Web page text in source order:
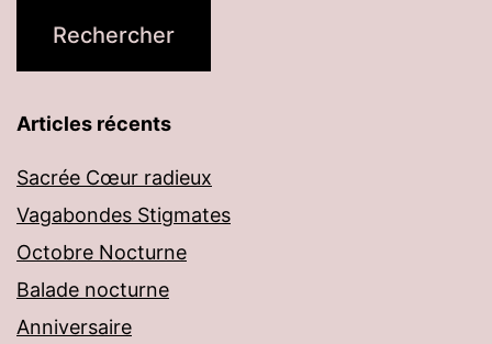
Articles récents
Sacrée Cœur radieux
Vagabondes Stigmates
Octobre Nocturne
Balade nocturne
Anniversaire